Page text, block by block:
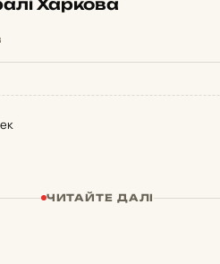
ЧИТАЙТЕ ДАЛІ